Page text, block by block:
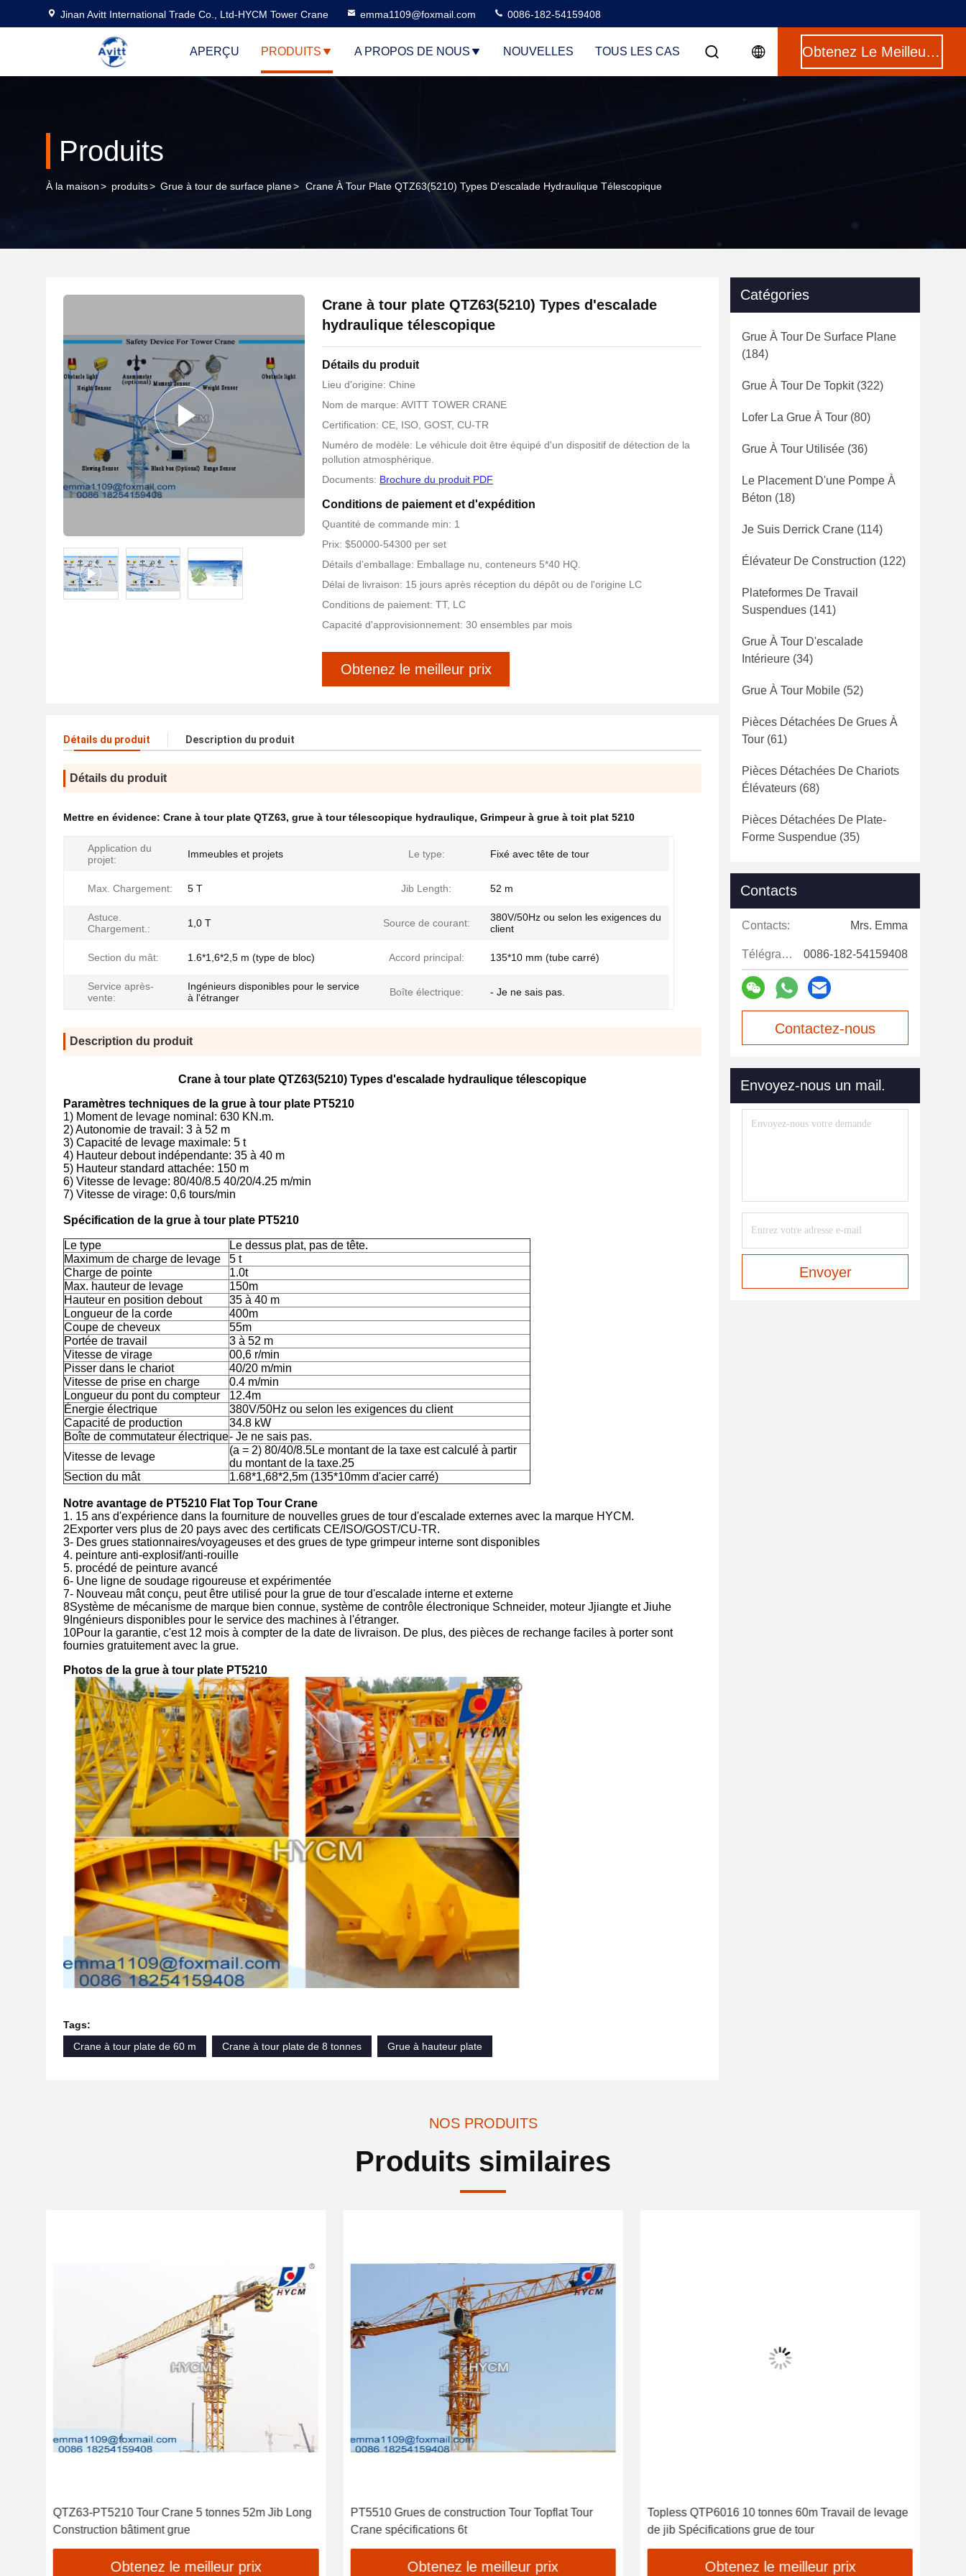
Jinan Avitt International Trade Co., Ltd-HYCM Tower Crane emma1109@foxmail.com 0086-182-54159408
APERÇU PRODUITS A PROPOS DE NOUS NOUVELLES TOUS LES CAS Obtenez Le Meilleur Prix
Produits
À la maison> produits> Grue à tour de surface plane> Crane À Tour Plate QTZ63(5210) Types D'escalade Hydraulique Télescopique
Crane à tour plate QTZ63(5210) Types d'escalade
hydraulique télescopique
Détails du produit
Lieu d'origine: Chine
Nom de marque: AVITT TOWER CRANE
Certification: CE, ISO, GOST, CU-TR
Numéro de modèle: Le véhicule doit être équipé d'un dispositif de détection de la
pollution atmosphérique.
Documents: Brochure du produit PDF
Conditions de paiement et d'expédition
Quantité de commande min: 1
Prix: $50000-54300 per set
Détails d'emballage: Emballage nu, conteneurs 5*40 HQ.
Délai de livraison: 15 jours après réception du dépôt ou de l'origine LC
Conditions de paiement: TT, LC
Capacité d'approvisionnement: 30 ensembles par mois
Obtenez le meilleur prix
Détails du produit Description du produit
Détails du produit
Mettre en évidence: Crane à tour plate QTZ63, grue à tour télescopique hydraulique, Grimpeur à grue à toit plat 5210
Application du
projet:
Immeubles et projets Le type: Fixé avec tête de tour
Max. Chargement: 5 T Jib Length: 52 m
Astuce.
Chargement.:
1,0 T Source de courant:
380V/50Hz ou selon les exigences du
client
Section du mât: 1.6*1,6*2,5 m (type de bloc) Accord principal: 135*10 mm (tube carré)
Service après-
vente:
Ingénieurs disponibles pour le service
à l'étranger
Boîte électrique: - Je ne sais pas.
Description du produit
Crane à tour plate QTZ63(5210) Types d'escalade hydraulique télescopique
Paramètres techniques de la grue à tour plate PT5210
1) Moment de levage nominal: 630 KN.m.
2) Autonomie de travail: 3 à 52 m
3) Capacité de levage maximale: 5 t
4) Hauteur debout indépendante: 35 à 40 m
5) Hauteur standard attachée: 150 m
6) Vitesse de levage: 80/40/8.5 40/20/4.25 m/min
7) Vitesse de virage: 0,6 tours/min
Spécification de la grue à tour plate PT5210
Le type
Le dessus plat, pas de tête.
Maximum de charge de levage
5 t
Charge de pointe
1.0t
Max. hauteur de levage
150m
Hauteur en position debout
35 à 40 m
Longueur de la corde
400m
Coupe de cheveux
55m
Portée de travail
3 à 52 m
Vitesse de virage
00,6 r/min
Pisser dans le chariot
40/20 m/min
Vitesse de prise en charge
0.4 m/min
Longueur du pont du compteur
12.4m
Énergie électrique
380V/50Hz ou selon les exigences du client
Capacité de production
34.8 kW
Boîte de commutateur électrique- Je ne sais pas.
Vitesse de levage
(a = 2) 80/40/8.5Le montant de la taxe est calculé à partir
du montant de la taxe.25
Section du mât
1.68*1,68*2,5m (135*10mm d'acier carré)
Notre avantage de PT5210 Flat Top Tour Crane
1. 15 ans d'expérience dans la fourniture de nouvelles grues de tour d'escalade externes avec la marque HYCM.
2Exporter vers plus de 20 pays avec des certificats CE/ISO/GOST/CU-TR.
3- Des grues stationnaires/voyageuses et des grues de type grimpeur interne sont disponibles
4. peinture anti-explosif/anti-rouille
5. procédé de peinture avancé
6- Une ligne de soudage rigoureuse et expérimentée
7- Nouveau mât conçu, peut être utilisé pour la grue de tour d'escalade interne et externe
8Système de mécanisme de marque bien connue, système de contrôle électronique Schneider, moteur Jjiangte et Jiuhe
9Ingénieurs disponibles pour le service des machines à l'étranger.
10Pour la garantie, c'est 12 mois à compter de la date de livraison. De plus, des pièces de rechange faciles à porter sont
fournies gratuitement avec la grue.
Photos de la grue à tour plate PT5210
Tags:
Crane à tour plate de 60 m
Crane à tour plate de 8 tonnes Grue à hauteur plate
Catégories
Grue À Tour De Surface Plane
(184)
Grue À Tour De Topkit(322)
Lofer La Grue À Tour (80)
Grue À Tour Utilisée (36)
Le Placement D'une Pompe À
Béton (18)
Je Suis Derrick Crane (114)
Élévateur De Construction (122)
Plateformes De Travail
Suspendues (141)
Grue À Tour D'escalade
Intérieure (34)
Grue À Tour Mobile (52)
Pièces Détachées De Grues À
Tour (61)
Pièces Détachées De Chariots
Élévateurs (68)
Pièces Détachées De Plate-
Forme Suspendue (35)
Contacts
Contacts: Mrs. Emma
Télégramme: 0086-182-54159408
Contactez-nous
Envoyez-nous un mail.
Envoyer
NOS PRODUITS
Produits similaires
QTZ63-PT5210 Tour Crane 5 tonnes 52m Jib Long
Construction bâtiment grue
Obtenez le meilleur prix
PT5510 Grues de construction Tour Topflat Tour
Crane spécifications 6t
Obtenez le meilleur prix
Topless QTP6016 10 tonnes 60m Travail de levage
de jib Spécifications grue de tour
Obtenez le meilleur prix